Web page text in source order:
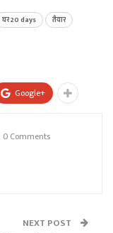
घर 20 days
तैयार
Google+
0 Comments
NEXT POST